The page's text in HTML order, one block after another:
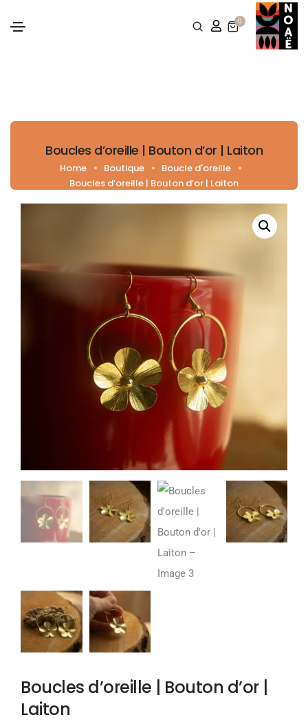
0
Boucles d’oreille | Bouton d’or | Laiton
Home Boutique
Boucle d'oreille
Boucles d’oreille | Bouton d’or | Laiton
Boucles d’oreille | Bouton d’or |
Laiton